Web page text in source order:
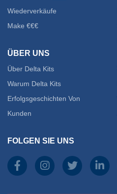
Wiederverkäufe
Make €€€
ÜBER UNS
Über Delta Kits
Warum Delta Kits
Erfolgsgeschichten Von
Kunden
FOLGEN SIE UNS